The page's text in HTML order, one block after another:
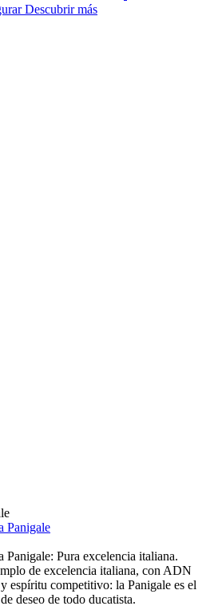
Descubrir más
Panigale
Panigale: Pura excelencia italiana.
de excelencia italiana, con ADN
espíritu competitivo: la Panigale es el
deseo de todo ducatista.